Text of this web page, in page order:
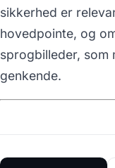
sikkerhed er
hovedpointe, og
sprogbilleder, som
genkende.